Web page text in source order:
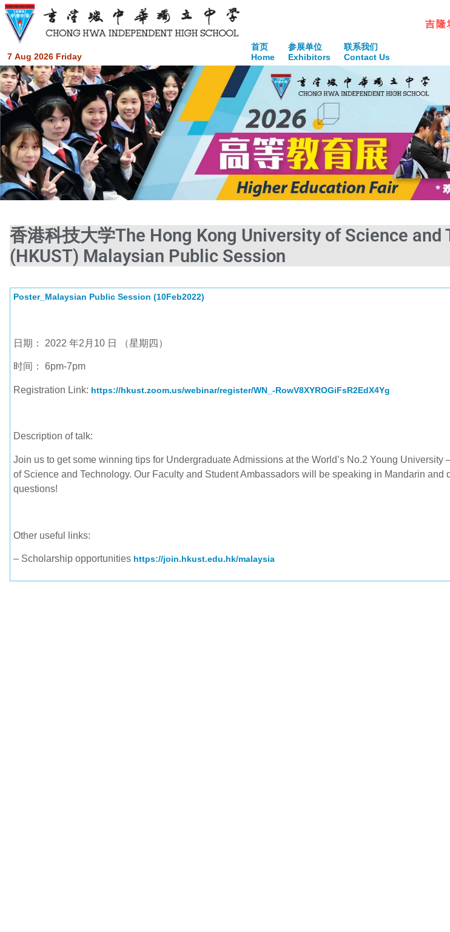
7 Aug 2026 Friday
首页
Home
参展单位
Exhibitors
联系我们
Contact Us
香港科技大学The Hong Kong University of Science and
(HKUST) Malaysian Public Session
Poster_Malaysian Public Session (10Feb2022)
日期： 2022 年2月10 日 （星期四）
时间： 6pm-7pm
Registration Link: https://hkust.zoom.us/webinar/register/WN_-RowV8XYROGiFsR2EdX4Yg
Description of talk:
Join us to get some winning tips for Undergraduate Admissions at the World’s No.2 Young University
of Science and Technology. Our Faculty and Student Ambassadors will be speaking in Mandarin and
questions!
Other useful links:
– Scholarship opportunities https://join.hkust.edu.hk/malaysia